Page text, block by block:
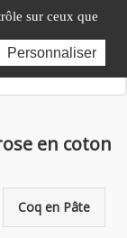
sur ceux que
Personnaliser
en coton
Coq en Pâte